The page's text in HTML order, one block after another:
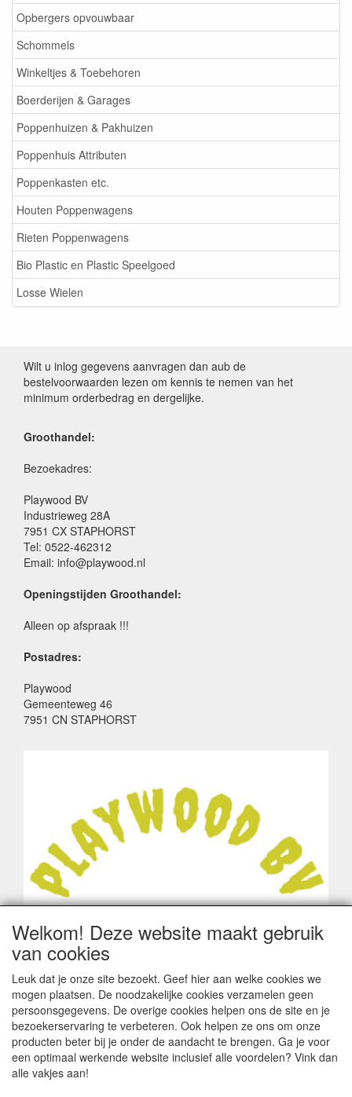
Opbergers opvouwbaar
Schommels
Winkeltjes & Toebehoren
Boerderijen & Garages
Poppenhuizen & Pakhuizen
Poppenhuis Attributen
Poppenkasten etc.
Houten Poppenwagens
Rieten Poppenwagens
Bio Plastic en Plastic Speelgoed
Losse Wielen
Wilt u inlog gegevens aanvragen dan aub de
bestelvoorwaarden lezen om kennis te nemen van het
minimum orderbedrag en dergelijke.
Groothandel:
Bezoekadres:
Playwood BV
Industrieweg 28A
7951 CX STAPHORST
Tel: 0522-462312
Email: info@playwood.nl
Openingstijden Groothandel:
Alleen op afspraak !!!
Postadres:
Playwood
Gemeenteweg 46
7951 CN STAPHORST
Welkom! Deze website maakt gebruik
van cookies
Leuk dat je onze site bezoekt. Geef hier aan welke cookies we
mogen plaatsen. De noodzakelijke cookies verzamelen geen
persoonsgegevens. De overige cookies helpen ons de site en je
bezoekerservaring te verbeteren. Ook helpen ze ons om onze
producten beter bij je onder de aandacht te brengen. Ga je voor
een optimaal werkende website inclusief alle voordelen? Vink dan
alle vakjes aan!